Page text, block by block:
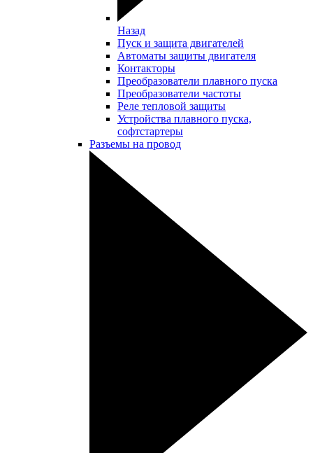
Назад
Пуск и защита двигателей
Автоматы защиты двигателя
Контакторы
Преобразователи плавного пуска
Преобразователи частоты
Реле тепловой защиты
Устройства плавного пуска,
софтстартеры
Разъемы на провод